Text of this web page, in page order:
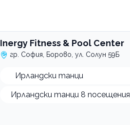
Inergy Fitness & Pool Center
гр. София, Борово, ул. Солун 59Б
Ирландски танци
Ирландски танци 8 посещения